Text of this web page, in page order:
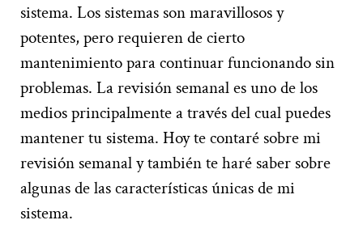
sistema. Los sistemas son maravillosos y
potentes, pero requieren de cierto
mantenimiento para continuar funcionando sin
problemas. La revisión semanal es uno de los
medios principalmente a través del cual puedes
mantener tu sistema. Hoy te contaré sobre mi
revisión semanal y también te haré saber sobre
algunas de las características únicas de mi
sistema.